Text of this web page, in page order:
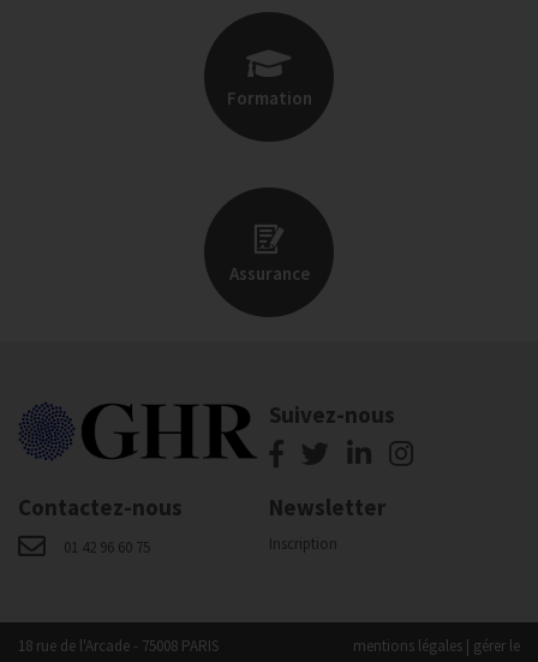
Formation
Assurance
Suivez-nous
Contactez-nous
01 42 96 60 75
Newsletter
Inscription
18 rue de l'Arcade - 75008 PARIS mentions légales | gérer le